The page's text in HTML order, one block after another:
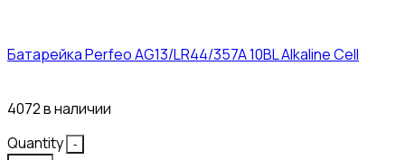
Батарейка Perfeo AG13/LR44/357A 10BL Alkaline Cell
4072 в наличии
Quantity
-